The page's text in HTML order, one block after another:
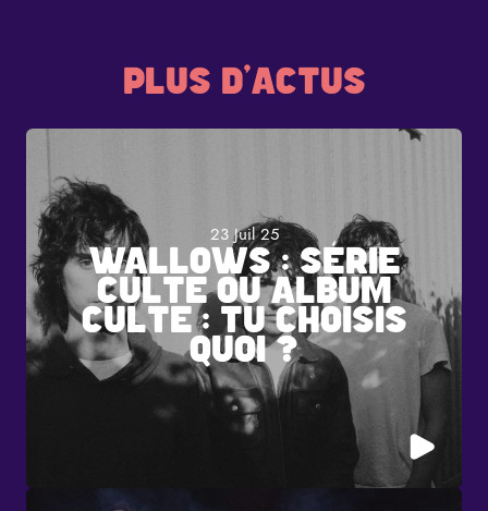
PLUS D'ACTUS
23 Juil 25
WALLOWS : SÉRIE
CULTE OU ALBUM
CULTE : TU CHOISIS
QUOI ?